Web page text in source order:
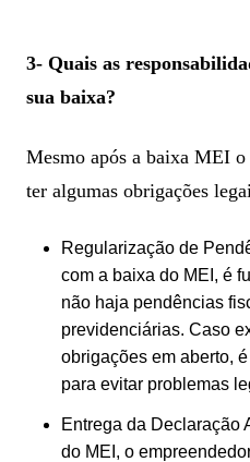
3- Quais as
sua baixa?
Mesmo após a baixa MEI
ter algumas obrigações
Regularização de
com a baixa do MEI, é
não haja pendências
previdenciárias. Caso
obrigações em aberto,
para evitar problemas
Entrega da Declaração
do MEI, o